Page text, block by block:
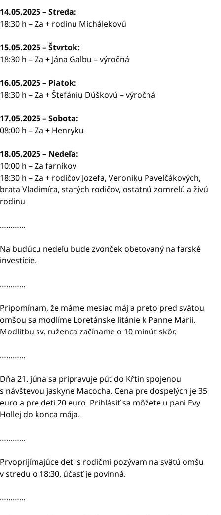
14.05.2025 – Streda:
18:30 h – Za + rodinu Michálekovú
15.05.2025 – Štvrtok:
18:30 h – Za + Jána Galbu – výročná
16.05.2025 – Piatok:
18:30 h – Za + Štefániu Dúškovú – výročná
17.05.2025 – Sobota:
08:00 h – Za + Henryku
18.05.2025 – Nedeľa:
10:00 h – Za farníkov
18:30 h – Za + rodičov Jozefa, Veroniku Pavelčákových,
brata Vladimíra, starých rodičov, ostatnú zomrelú a živú
rodinu
…………
Na budúcu nedeľu bude zvonček obetovaný na farské
investície.
…………
Pripomínam, že máme mesiac máj a preto pred svätou
omšou sa modlíme Loretánske litánie k Panne Márii.
Modlitbu sv. ruženca začíname o 10 minút skôr.
…………
Dňa 21. júna sa pripravuje púť do Křtin spojenou
s návštevou jaskyne Macocha. Cena pre dospelých je 35
euro a pre deti 20 euro. Prihlásiť sa môžete u pani Evy
Hollej do konca mája.
…………
Prvoprijímajúce deti s rodičmi pozývam na svätú omšu
v stredu o 18:30, účasť je povinná.
…………